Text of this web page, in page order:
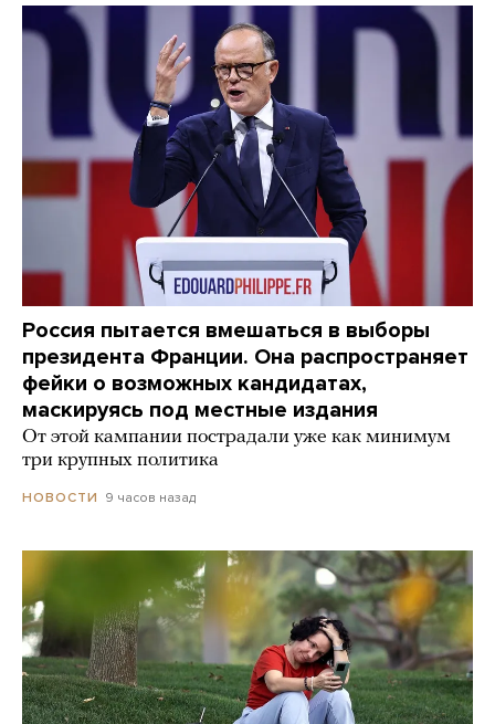
Россия пытается вмешаться в выборы
президента Франции. Она распространяет
фейки о возможных кандидатах,
маскируясь под местные издания
От этой кампании пострадали уже как минимум
три крупных политика
НОВОСТИ 9 часов назад